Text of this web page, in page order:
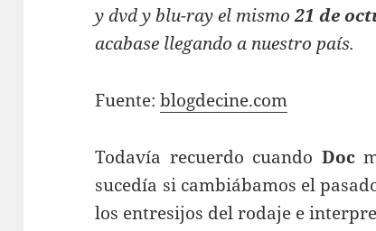
y dvd y blu-ray el mismo21 de
acabase llegando a nuestro país.
Fuente:blogdecine.com
Todavía recuerdo cuando Doc
sucedía si cambiábamos el
los entresijos del rodaje e